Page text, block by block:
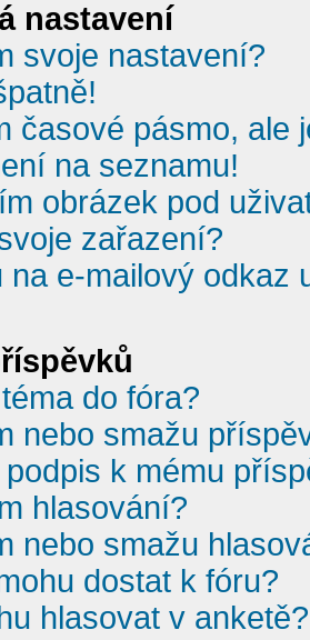
nastavení
svoje nastavení?
časové pásmo, ale
na seznamu!
obrázek pod
zařazení?
na e-mailový odkaz
do fóra?
nebo smažu
k mému
hlasování?
nebo smažu
dostat k fóru?
hlasovat v anketě?